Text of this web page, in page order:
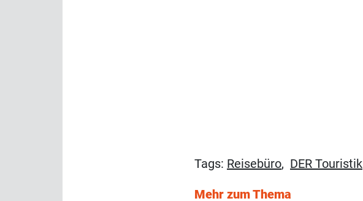
Tags: Reisebüro, DER Touristik
Mehr zum Thema